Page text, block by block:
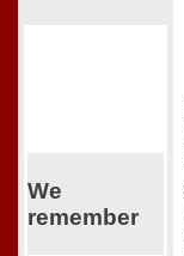
We
remember